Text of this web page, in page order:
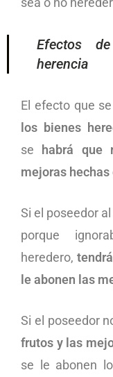
Efectos
herencia
El efecto que
los bienes
se habrá que
mejoras hechas
Si el poseedor
porque
heredero,
le abonen las
Si el poseedor
frutos y las
se le abonen